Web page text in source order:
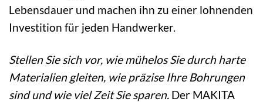
Lebensdauer und machen ihn zu einer lohnenden
Investition für jeden Handwerker.
Stellen Sie sich vor, wie mühelos Sie durch harte
Materialien gleiten, wie präzise Ihre Bohrungen
sind und wie viel Zeit Sie sparen. Der MAKITA